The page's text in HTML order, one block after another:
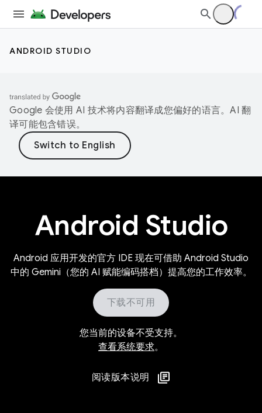
ANDROID STUDIO
Google 会使用 AI 技术将内容翻译成您偏好的语言。AI 翻
译可能包含错误。
Android Studio
Android 应用开发的官方 IDE 现在可借助 Android Studio
中的 Gemini（您的 AI 赋能编码搭档）提高您的工作效率。
下载不可用
您当前的设备不受支持。
查看系统要求。
阅读版本说明